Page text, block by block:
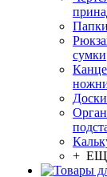
Папки
сумки
Доски
+